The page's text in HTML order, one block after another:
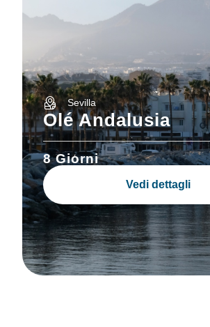
Sevilla
Olé Andalusia
8 Giorni
Vedi dettagli